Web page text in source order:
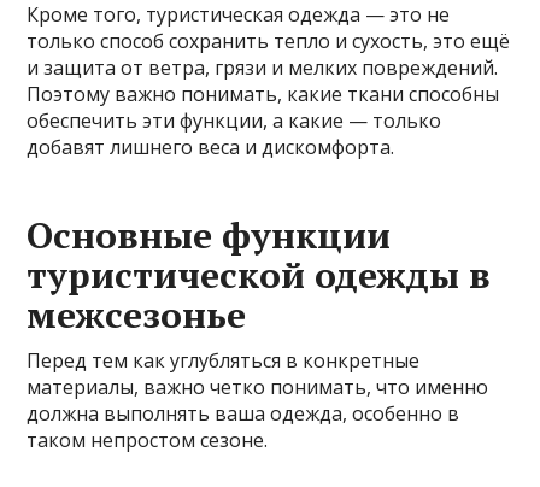
Кроме того, туристическая одежда — это не
только способ сохранить тепло и сухость, это ещё
и защита от ветра, грязи и мелких повреждений.
Поэтому важно понимать, какие ткани способны
обеспечить эти функции, а какие — только
добавят лишнего веса и дискомфорта.
Основные функции
туристической одежды в
межсезонье
Перед тем как углубляться в конкретные
материалы, важно четко понимать, что именно
должна выполнять ваша одежда, особенно в
таком непростом сезоне.